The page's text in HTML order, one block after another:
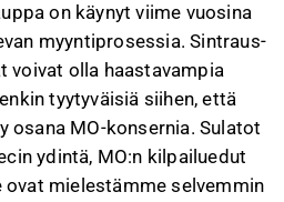
on käynyt viime vuosina
myyntiprosessia. Sintraus-
voivat olla haastavampia
tyytyväisiä siihen, että
osana MO-konsernia. Sulatot
ydintä, MO:n kilpailuedut
ovat mielestämme selvemmin